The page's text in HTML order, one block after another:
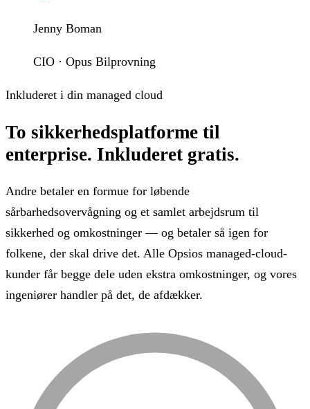
Jenny Boman
CIO · Opus Bilprovning
Inkluderet i din managed cloud
To sikkerhedsplatforme til
enterprise. Inkluderet gratis.
Andre betaler en formue for løbende
sårbarhedsovervågning og et samlet arbejdsrum til
sikkerhed og omkostninger — og betaler så igen for
folkene, der skal drive det. Alle Opsios managed-cloud-
kunder får begge dele uden ekstra omkostninger, og vores
ingeniører handler på det, de afdækker.